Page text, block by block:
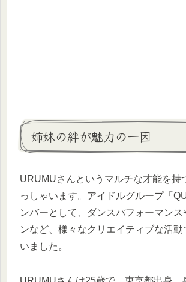
姉妹の絆が魅力の一因
URUMUさんというマルチな才能を持
っしゃいます。アイドルグループ「
ンバーとして、ダンスパフォーマンス
ンなど、様々なクリエイティブな活動
いました。